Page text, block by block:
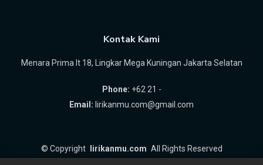
Kontak Kami
Menara Prima lt 18, Lingkar Mega Kuningan Jakarta Selatan
Phone: +62 21 -
Email: lirikanmu.com@gmail.com
© Copyright lirikanmu.com All Rights Reserved